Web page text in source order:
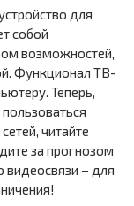
для
собой
возможностей,
Функционал ТВ-
Теперь,
читайте
за прогнозом
видеосвязи – для